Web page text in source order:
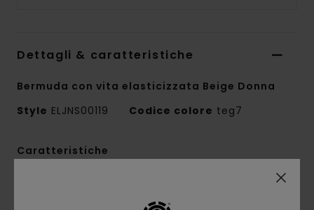
Dettagli & caratteristiche
Bermuda con vita elasticizzata Beige Donna
Style ELJNS00119 Codice colore teg7
Caratteristiche
tessuto semplice di 61% cotone